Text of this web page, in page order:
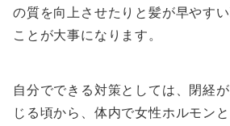
の質を向上させたりと髪が早やす
ことが大事になります。
自分でできる対策としては、閉経
じる頃から、体内で女性ホルモン